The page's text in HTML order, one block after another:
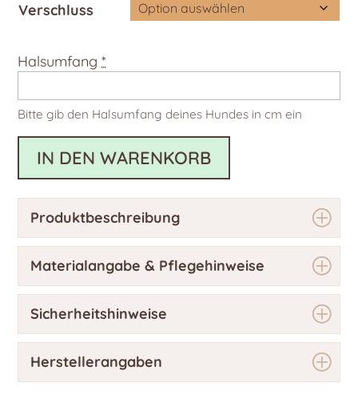
Verschluss
Halsumfang *
Bitte gib den Halsumfang deines Hundes in cm ein
IN DEN WARENKORB
Produktbeschreibung
Materialangabe & Pflegehinweise
Sicherheitshinweise
Herstellerangaben